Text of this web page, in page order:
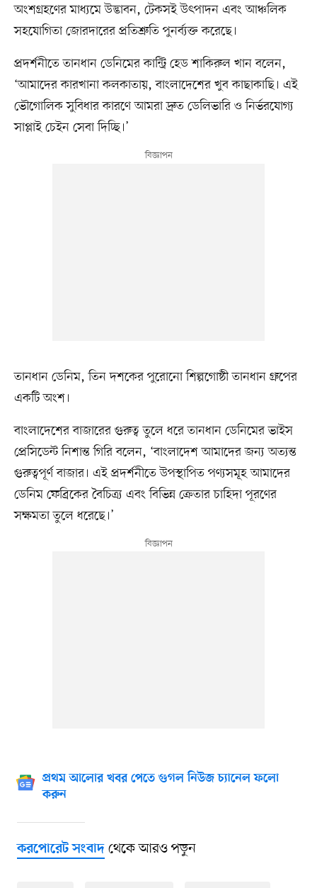
অংশগ্রহণের মাধ্যমে উদ্ভাবন, টেকসই উৎপাদন এবং আঞ্চলিক
সহযোগিতা জোরদারের প্রতিশ্রুতি পুনর্ব্যক্ত করেছে।
প্রদর্শনীতে তানধান ডেনিমের কান্ট্রি হেড শাকিরুল খান বলেন,
‘আমাদের কারখানা কলকাতায়, বাংলাদেশের খুব কাছাকাছি। এই
ভৌগোলিক সুবিধার কারণে আমরা দ্রুত ডেলিভারি ও নির্ভরযোগ্য
সাপ্লাই চেইন সেবা দিচ্ছি।’
তানধান ডেনিম, তিন দশকের পুরোনো শিল্পগোষ্ঠী তানধান গ্রুপের
একটি অংশ।
বাংলাদেশের বাজারের গুরুত্ব তুলে ধরে তানধান ডেনিমের ভাইস
প্রেসিডেন্ট নিশান্ত গিরি বলেন, ‘বাংলাদেশ আমাদের জন্য অত্যন্ত
গুরুত্বপূর্ণ বাজার। এই প্রদর্শনীতে উপস্থাপিত পণ্যসমূহ আমাদের
ডেনিম ফেব্রিকের বৈচিত্র্য এবং বিভিন্ন ক্রেতার চাহিদা পূরণের
সক্ষমতা তুলে ধরেছে।’
প্রথম আলোর খবর পেতে গুগল নিউজ চ্যানেল ফলো
করুন
করপোরেট সংবাদথেকে আরও পড়ুন